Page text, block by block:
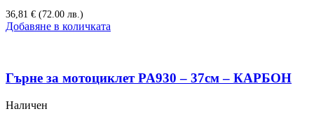
36,81 € (72.00 лв.)
Добавяне в количката
Гърне за мотоциклет PA930 – 37см – КАРБОН
Наличен